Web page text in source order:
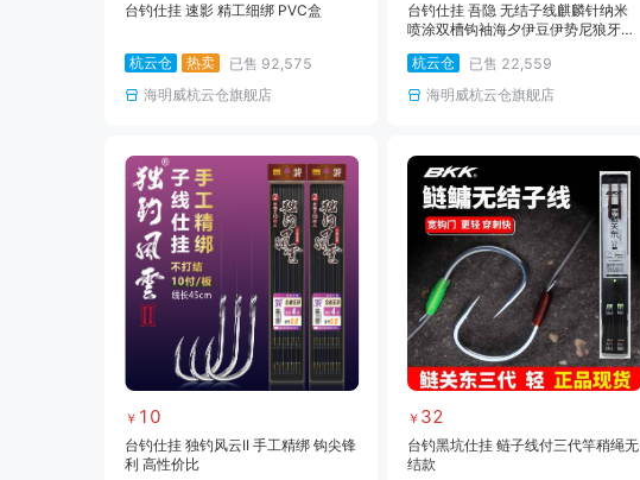
台钓仕挂 速影 精工细绑 PVC盒
杭云仓 热卖 已售 92,575
海明威杭云仓旗舰店
台钓仕挂 吾隐 无结子线麒麟针纳米
喷涂双槽钩袖海夕伊豆伊势尼狼牙大
杭云仓
已售 22,559
海明威杭云仓旗舰店
￥ 10
台钓仕挂 独钓风云II 手工精绑 钩尖锋
利 高性价比
￥ 32
台钓黑坑仕挂 鲢子线付三代竿稍绳无
结款